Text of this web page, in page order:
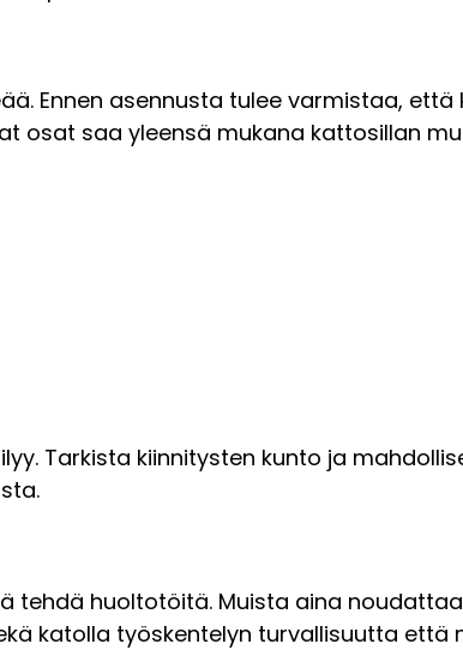
Ennen asennusta tulee varmistaa,
osat saa yleensä mukana kattosillan
Tarkista kiinnitysten kunto ja
tehdä huoltotöitä. Muista aina
katolla työskentelyn turvallisuutta että